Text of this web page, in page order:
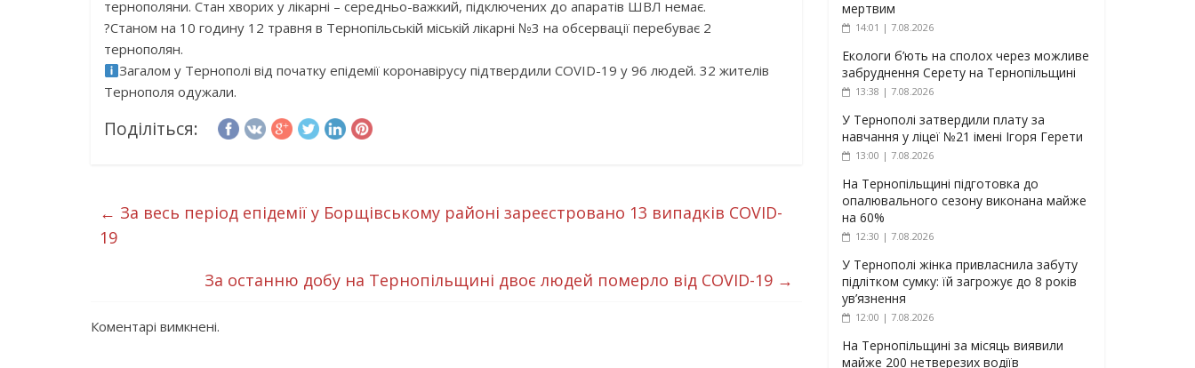
тернополяни. Стан хворих у лікарні – середньо-важкий, підключених до апаратів ШВЛ немає.
?Станом на 10 годину 12 травня в Тернопільській міській лікарні №3 на обсервації перебуває 2
тернополян.
Загалом у Тернополі від початку епідемії коронавірусу підтвердили COVID-19 у 96 людей. 32 жителів
Тернополя одужали.
Поділіться:
← За весь період епідемії у Борщівському районі зареєстровано 13 випадків COVID-
19
За останню добу на Тернопільщині двоє людей померло від COVID-19 →
Коментарі вимкнені.
мертвим
14:01 | 7.08.2026
Екологи б’ють на сполох через можливе
забруднення Серету на Тернопільщині
13:38 | 7.08.2026
У Тернополі затвердили плату за
навчання у ліцеї №21 імені Ігоря Герети
13:00 | 7.08.2026
На Тернопільщині підготовка до
опалювального сезону виконана майже
на 60%
12:30 | 7.08.2026
У Тернополі жінка привласнила забуту
підлітком сумку: їй загрожує до 8 років
ув’язнення
12:00 | 7.08.2026
На Тернопільщині за місяць виявили
майже 200 нетверезих водіїв